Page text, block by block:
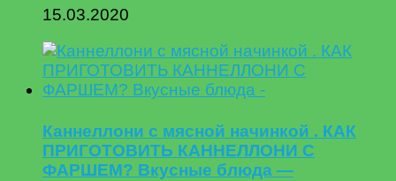
15.03.2020
Каннеллони с мясной начинкой . КАК
ПРИГОТОВИТЬ КАННЕЛЛОНИ С
ФАРШЕМ? Вкусные блюда —